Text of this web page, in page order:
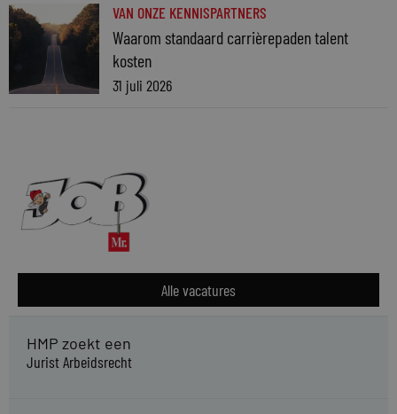
VAN ONZE KENNISPARTNERS
Waarom standaard carrièrepaden talent
kosten
31 juli 2026
Alle vacatures
HMP zoekt een
Jurist Arbeidsrecht